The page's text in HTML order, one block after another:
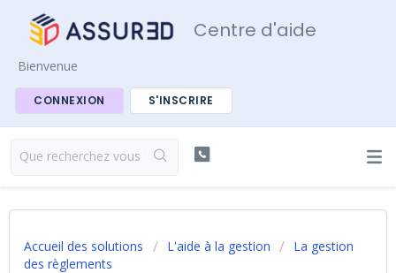
Centre d'aide
Bienvenue
CONNEXION S'INSCRIRE
Accueil des solutions L'aide à la gestion
La gestion
des règlements